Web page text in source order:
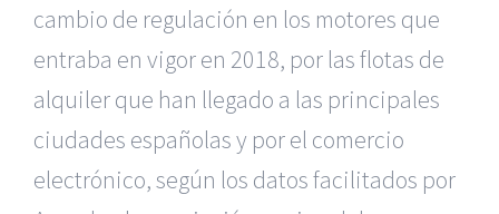
cambio de regulación en los motores que
entraba en vigor en 2018, por las flotas de
alquiler que han llegado a las principales
ciudades españolas y por el comercio
electrónico, según los datos facilitados por